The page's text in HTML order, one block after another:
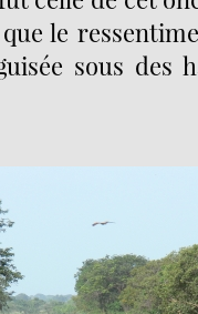
le
sous des